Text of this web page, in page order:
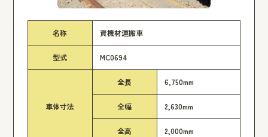
名称 資機材運搬車
型式 MC0694
車体寸法
全長 6,750mm
全幅 2,630mm
全高 2,000mm